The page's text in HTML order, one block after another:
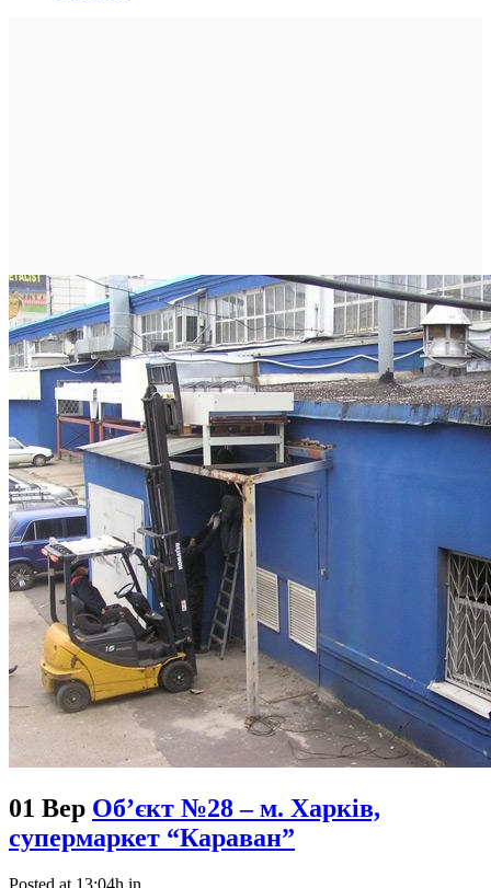
01 Вер Об’єкт №28 – м. Харків,
супермаркет “Караван”
Posted at 13:04h in